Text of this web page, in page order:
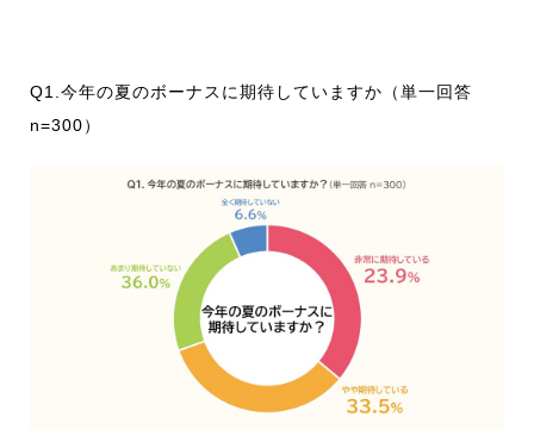
Q1.今年の夏のボーナスに期待していますか（単一回答
n=300）